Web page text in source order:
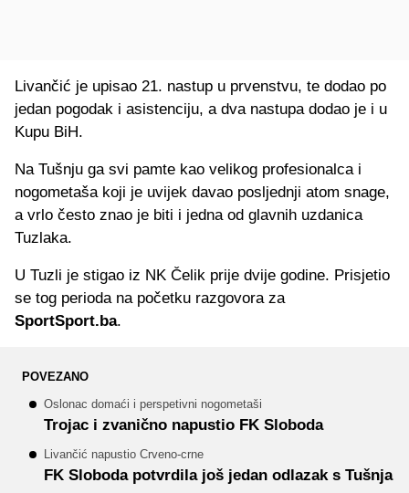
Livančić je upisao 21. nastup u prvenstvu, te dodao po
jedan pogodak i asistenciju, a dva nastupa dodao je i u
Kupu BiH.
Na Tušnju ga svi pamte kao velikog profesionalca i
nogometaša koji je uvijek davao posljednji atom snage,
a vrlo često znao je biti i jedna od glavnih uzdanica
Tuzlaka.
U Tuzli je stigao iz NK Čelik prije dvije godine. Prisjetio
se tog perioda na početku razgovora za
SportSport.ba.
POVEZANO
Oslonac domaći i perspetivni nogometaši
Trojac i zvanično napustio FK Sloboda
Livančić napustio Crveno-crne
FK Sloboda potvrdila još jedan odlazak s Tušnja